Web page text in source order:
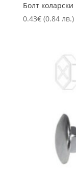
Болт коларски
0.43€ (0.84 лв.)